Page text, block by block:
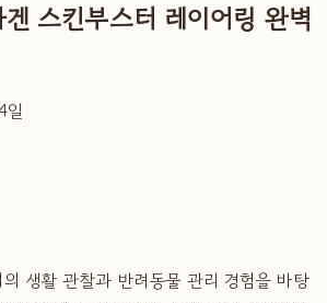
스킨부스터 레이어링 완벽
일
생활 관찰과 반려동물 관리 경험을 바탕